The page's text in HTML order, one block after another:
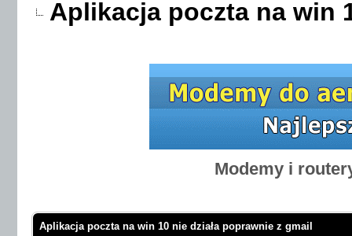
Aplikacja poczta na win
Modemy i
Aplikacja poczta na win 10 nie działa poprawnie z gmail